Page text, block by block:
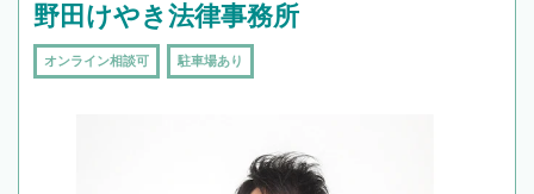
野田けやき法律事務所
オンライン相談可 駐車場あり